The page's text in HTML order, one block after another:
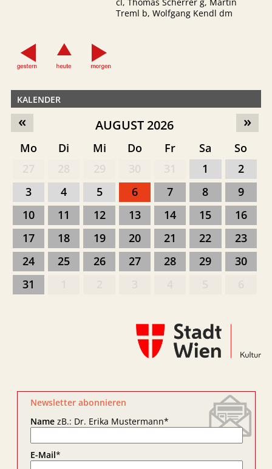
Treml b, Wolfgang Kendl dm
KALENDER
»
« AUGUST 2026
Mo Di Mi Do Fr Sa
So
1
2
3
4 5 6 7 8
9
10
11 12 13 14 15
16
17
18 19 20 21 22
23
24
25 26 27 28 29
30
31
Newsletter abonnieren
NamezB.: Dr. Erika Mustermann*
E-Mail*